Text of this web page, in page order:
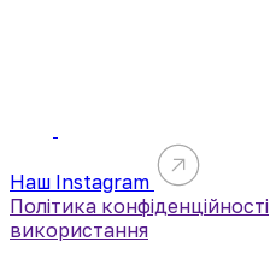
Наш Instagram
Політика конфіденційності
використання